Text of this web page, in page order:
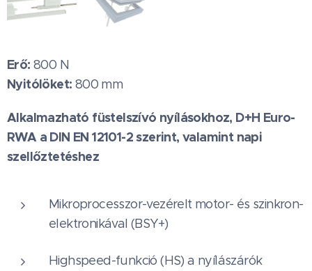
Erő: 800 N
Nyitólöket: 800 mm
Alkalmazható füstelszívó nyílásokhoz, D+H Euro-
RWA a DIN EN 12101-2 szerint, valamint napi
szellőztetéshez
Mikroprocesszor-vezérelt motor- és szinkron-
elektronikával (BSY+)
Highspeed-funkció (HS) a nyílászárók